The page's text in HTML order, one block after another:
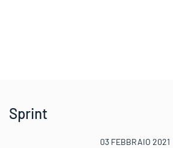
Sprint
03 FEBBRAIO 2021